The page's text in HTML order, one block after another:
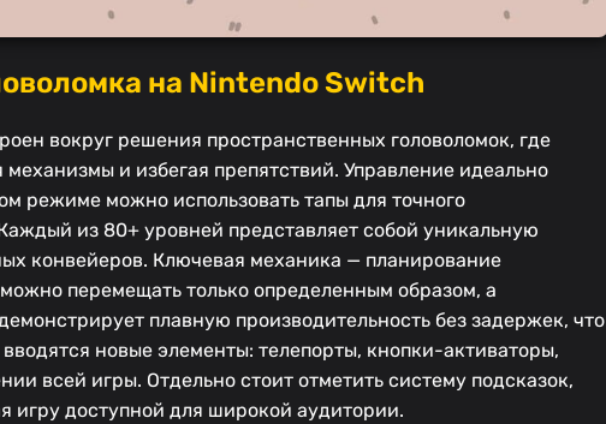
на Nintendo Switch
вокруг решения пространственных головоломок, где
и избегая препятствий. Управление идеально
режиме можно использовать тапы для точного
из 80+ уровней представляет собой уникальную
конвейеров. Ключевая механика — планирование
перемещать только определенным образом, а
плавную производительность без задержек, что
новые элементы: телепорты, кнопки-активаторы,
всей игры. Отдельно стоит отметить систему подсказок,
игру доступной для широкой аудитории.